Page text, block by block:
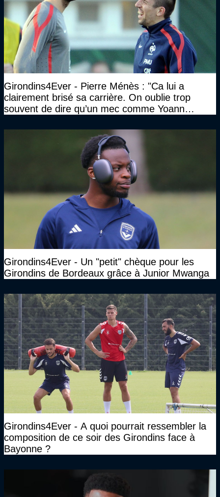
Girondins4Ever - Pierre Ménès : "Ca lui a
clairement brisé sa carrière. On oublie trop
souvent de dire qu’un mec comme Yoann
Girondins4Ever - Un "petit" chèque pour les
Girondins de Bordeaux grâce à Junior Mwanga
Girondins4Ever - A quoi pourrait ressembler la
composition de ce soir des Girondins face à
Bayonne ?